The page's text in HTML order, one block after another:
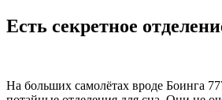
Есть секретное
На больших самолётах вроде Боинга